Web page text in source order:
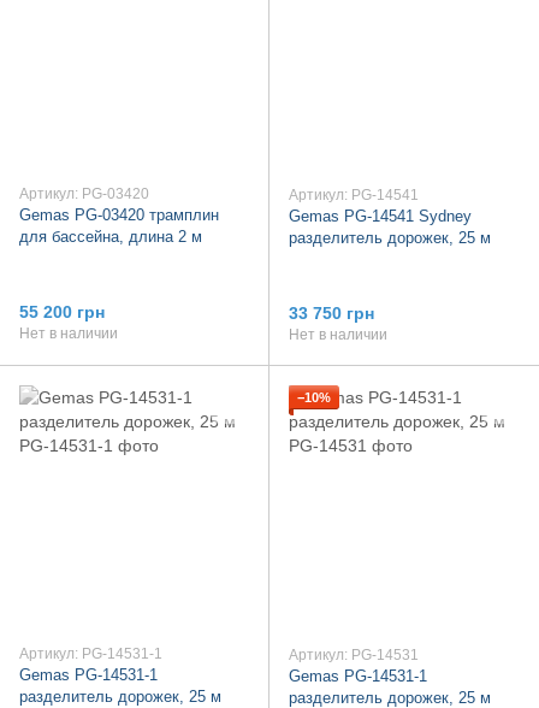
Артикул: PG-03420
Gemas PG-03420 трамплин
для бассейна, длина 2 м
55 200 грн
Нет в наличии
Артикул: PG-14541
Gemas PG-14541 Sydney
разделитель дорожек, 25 м
33 750 грн
Нет в наличии
Артикул: PG-14531-1
Gemas PG-14531-1
разделитель дорожек, 25 м
−10%
Артикул: PG-14531
Gemas PG-14531-1
разделитель дорожек, 25 м